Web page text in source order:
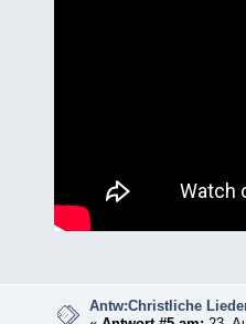
Antw:Christliche